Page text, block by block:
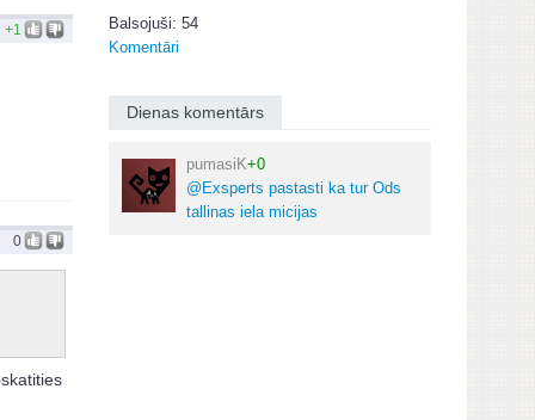
+1
0
Balsojuši: 54
Komentāri
Dienas komentārs
pumasiK+0
@Exsperts pastasti ka tur Ods
tallinas iela micijas